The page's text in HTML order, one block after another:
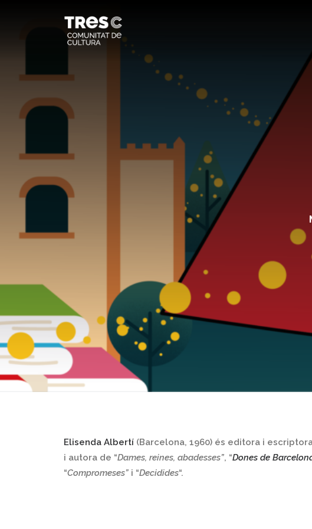
Elisenda Albertí (Barcelona, 1960) és editora i
i autora de “Dames, reines, abadesses”, “Dones de
“Compromeses” i “Decidides“.